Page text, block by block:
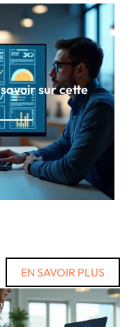
sur cette
EN SAVOIR PLUS